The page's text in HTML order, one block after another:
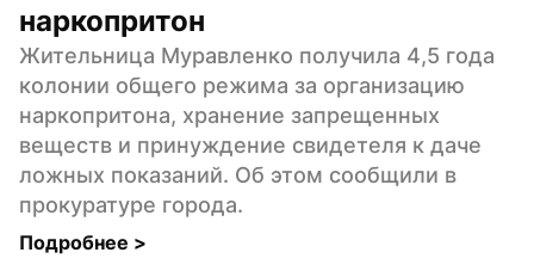
наркопритон
Жительница Муравленко получила 4,5 года
колонии общего режима за организацию
наркопритона, хранение запрещенных
веществ и принуждение свидетеля к даче
ложных показаний. Об этом сообщили в
прокуратуре города.
Подробнее >